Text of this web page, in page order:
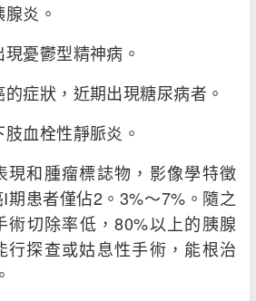
炎。
憂鬱型精神病。
症狀，近期出現糖尿病者。
血栓性靜脈炎。
現和腫瘤標誌物，影像學特徵
期患者僅佔2。3%～7%。隨之
術切除率低，80%以上的胰腺
行探查或姑息性手術，能根治